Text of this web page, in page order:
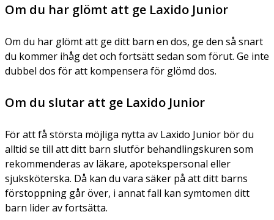
Om du har glömt att ge Laxido Junior
Om du har glömt att ge ditt barn en dos, ge den så snart
du kommer ihåg det och fortsätt sedan som förut. Ge inte
dubbel dos för att kompensera för glömd dos.
Om du slutar att ge Laxido Junior
För att få största möjliga nytta av Laxido Junior bör du
alltid se till att ditt barn slutför behandlingskuren som
rekommenderas av läkare, apotekspersonal eller
sjuksköterska. Då kan du vara säker på att ditt barns
förstoppning går över, i annat fall kan symtomen ditt
barn lider av fortsätta.